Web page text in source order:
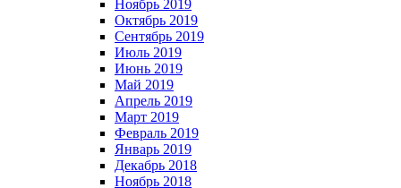
Ноябрь 2019
Октябрь 2019
Сентябрь 2019
Июль 2019
Июнь 2019
Май 2019
Апрель 2019
Март 2019
Февраль 2019
Январь 2019
Декабрь 2018
Ноябрь 2018